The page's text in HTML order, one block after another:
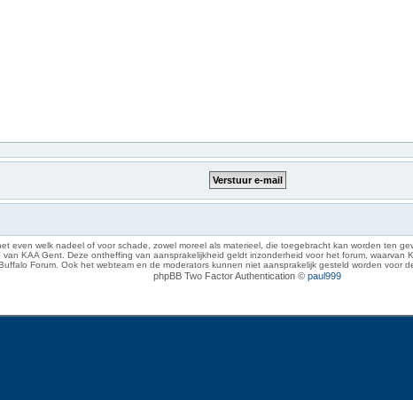
even welk nadeel of voor schade, zowel moreel als materieel, die toegebracht kan worden ten
KAA Gent. Deze ontheffing van aansprakelijkheid geldt inzonderheid voor het forum, waarvan
Forum. Ook het webteam en de moderators kunnen niet aansprakelijk gesteld worden voor
phpBB Two Factor Authentication © paul999